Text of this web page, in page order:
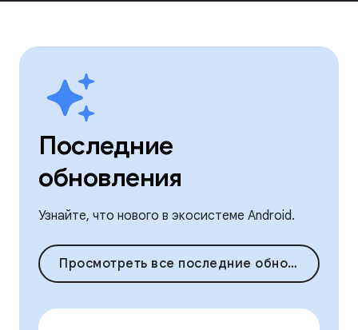
Последние
обновления
Узнайте, что нового в экосистеме Android.
Просмотреть все последние обновления